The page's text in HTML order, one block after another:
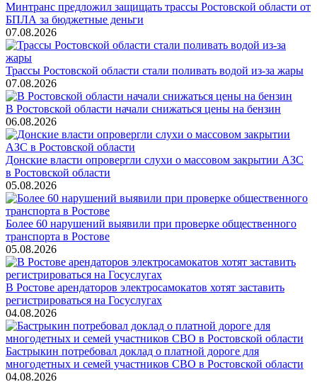
Минтранс предложил защищать трассы Ростовской области от
БПЛА за бюджетные деньги
07.08.2026
Трассы Ростовской области стали поливать водой из-за жары
07.08.2026
В Ростовской области начали снижаться цены на бензин
06.08.2026
Донские власти опровергли слухи о массовом закрытии АЗС
в Ростовской области
05.08.2026
Более 60 нарушений выявили при проверке общественного
транспорта в Ростове
05.08.2026
В Ростове арендаторов электросамокатов хотят заставить
регистрироваться на Госуслугах
04.08.2026
Бастрыкин потребовал доклад о платной дороге для
многодетных и семей участников СВО в Ростовской области
04.08.2026